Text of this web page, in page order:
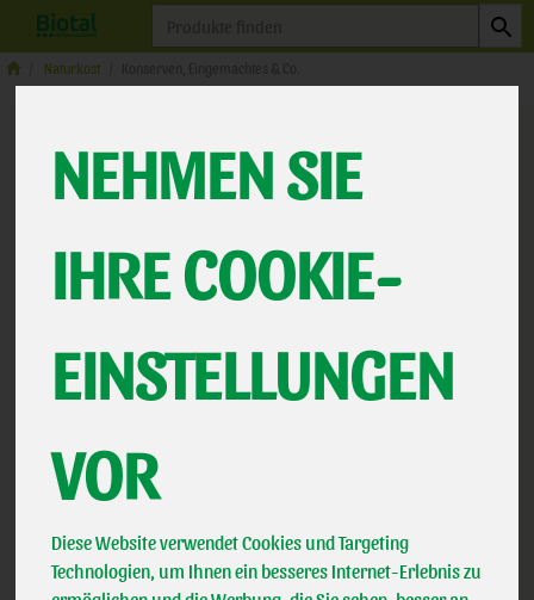
NEHMEN SIE
IHRE COOKIE-
EINSTELLUNGEN
VOR
Diese Website verwendet Cookies und Targeting
Technologien, um Ihnen ein besseres Internet-Erlebnis zu
Naturkost
Feinstückige Tomaten
100% frische Tomaten aus der Toskana
La Selva
HandelsklasseII
IT-BIO-006
(4,62 € / kg)
inkl. 7% MwSt.